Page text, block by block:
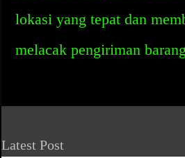
lokasi yang tepat dan
melacak pengiriman
Latest Post